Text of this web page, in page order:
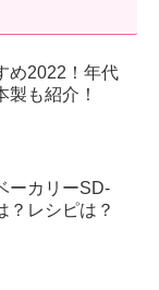
め2022！年代
製も紹介！
ーカリーSD-
？レシピは？